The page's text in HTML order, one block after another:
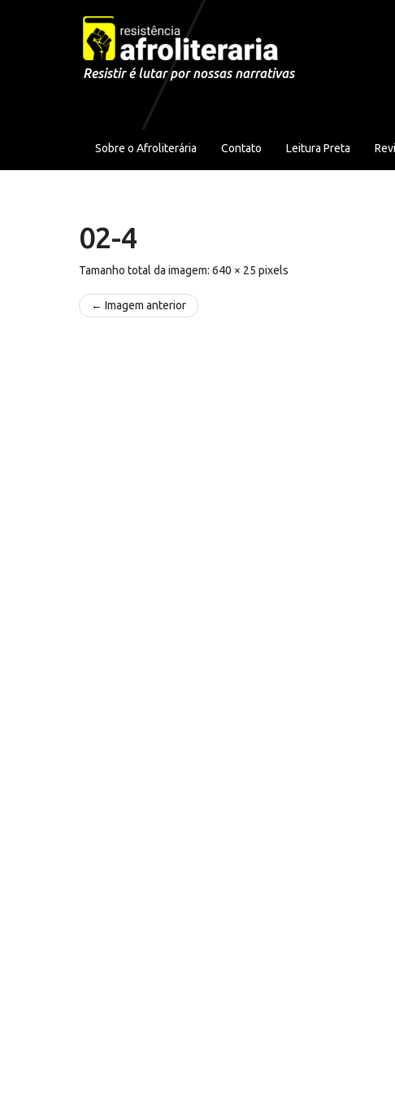
Pular para o conteúdo
Resistir é lutar por nossas narrativas
Sobre o Afroliterária Contato Leitura Preta
02-4
Tamanho total da imagem: 640 × 25 pixels
← Imagem anterior